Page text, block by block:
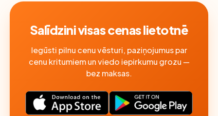
Salīdzini visas cenas lietotnē
Iegūsti pilnu cenu vēsturi, paziņojumus par
cenu kritumiem un viedo iepirkumu grozu —
bez maksas.